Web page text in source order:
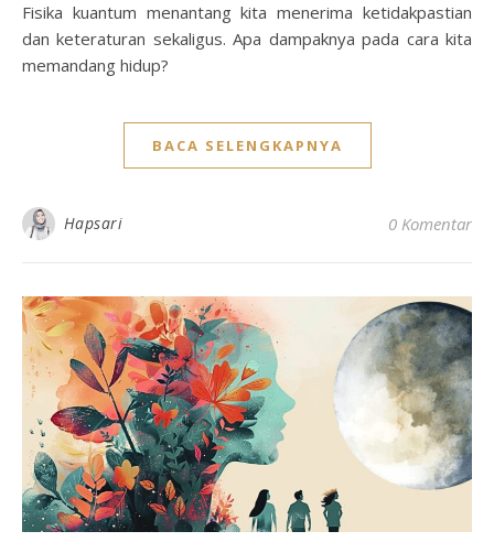
Fisika kuantum menantang kita menerima ketidakpastian
dan keteraturan sekaligus. Apa dampaknya pada cara kita
memandang hidup?
BACA SELENGKAPNYA
Hapsari 0 Komentar